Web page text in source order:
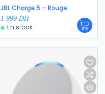
JBL Charge 5 – Rouge
1 999 DH
En stock